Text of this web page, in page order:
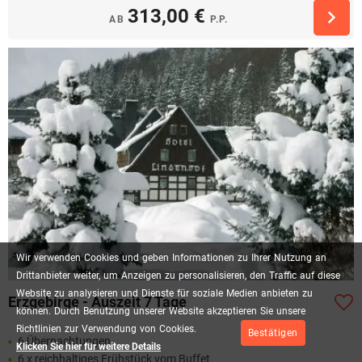
Wir verwenden Cookies und geben Informationen zu Ihrer Nutzung an
Drittanbieter weiter, um Anzeigen zu personalisieren, den Traffic auf diese
Website zu analysieren und Dienste für soziale Medien anbieten zu
können. Durch Benutzung unserer Website akzeptieren Sie unsere
Richtlinien zur Verwendung von Cookies.
Klicken Sie hier für weitere Details
Bestätigen
AB 313,00 € P.P.
Erzgebirge - Auszeit 7 Tage
6 Übernachtungen
6 x reichhaltiges Frühstück vom Buffet